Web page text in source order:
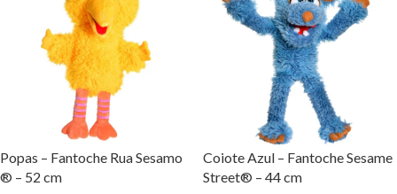
Popas – Fantoche Rua Sesamo
® – 52 cm
Coiote Azul – Fantoche Sesame
Street® – 44 cm